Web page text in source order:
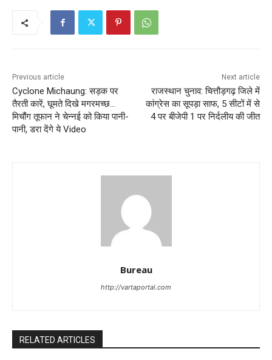
Previous article
Cyclone Michaung: सड़क पर
तैरती कारें, घूमते दिखे मगरमच्छ…
मिचौंग तूफान ने चेन्नई को किया पानी-
पानी, डरा देंगे ये Video
Next article
राजस्थान चुनाव: चित्तौड़गढ़ जिले में
कांग्रेस का सूपड़ा साफ, 5 सीटों में से
4 पर बीजेपी 1 पर निर्दलीय की जीत
Bureau
http://vartaportal.com
RELATED ARTICLES